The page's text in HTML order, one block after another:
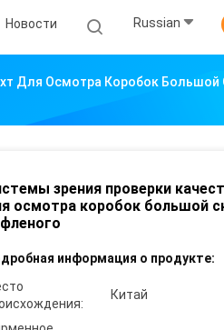
Новости Russian
Для Осмотра Коробок Большой
зрения проверки
осмотра коробок большой
информация о продукте:
Китай